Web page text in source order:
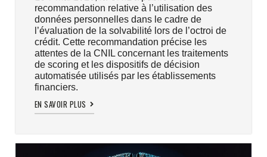
recommandation relative à l’utilisation des
données personnelles dans le cadre de
l’évaluation de la solvabilité lors de l’octroi de
crédit. Cette recommandation précise les
attentes de la CNIL concernant les traitements
de scoring et les dispositifs de décision
automatisée utilisés par les établissements
financiers.
EN SAVOIR PLUS